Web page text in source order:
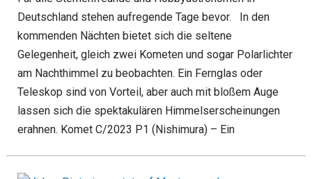
Deutschland stehen aufregende Tage bevor. In den
kommenden Nächten bietet sich die seltene
Gelegenheit, gleich zwei Kometen und sogar Polarlichter
am Nachthimmel zu beobachten. Ein Fernglas oder
Teleskop sind von Vorteil, aber auch mit bloßem Auge
lassen sich die spektakulären Himmelserscheinungen
erahnen. Komet C/2023 P1 (Nishimura) – Ein